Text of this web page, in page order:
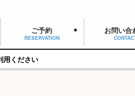
ご予約
RESERVATION
お問い合
用ください